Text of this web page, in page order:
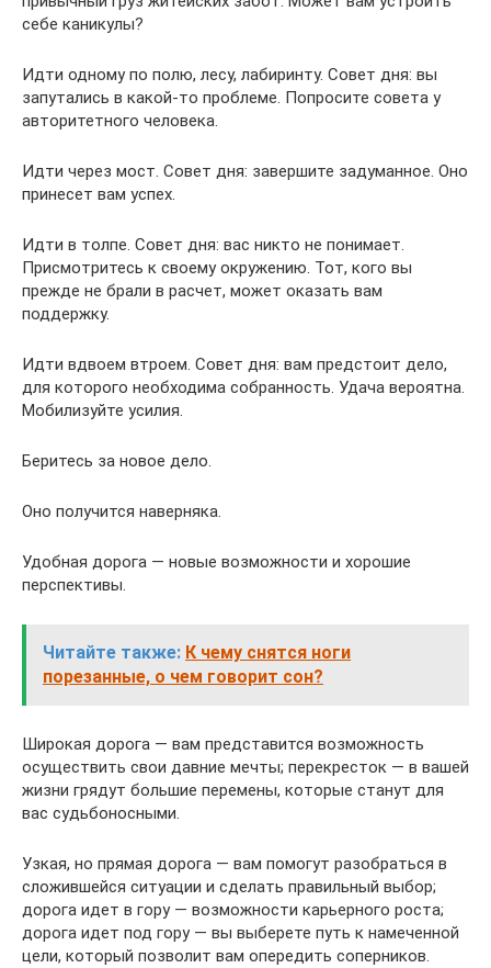
себе каникулы?
Идти одному по полю, лесу, лабиринту. Совет дня: вы
запутались в какой-то проблеме. Попросите совета у
авторитетного человека.
Идти через мост. Совет дня: завершите задуманное. Оно
принесет вам успех.
Идти в толпе. Совет дня: вас никто не понимает.
Присмотритесь к своему окружению. Тот, кого вы
прежде не брали в расчет, может оказать вам
поддержку.
Идти вдвоем втроем. Совет дня: вам предстоит дело,
для которого необходима собранность. Удача вероятна.
Мобилизуйте усилия.
Беритесь за новое дело.
Оно получится наверняка.
Удобная дорога — новые возможности и хорошие
перспективы.
Читайте также: К чему снятся ноги
порезанные, о чем говорит сон?
Широкая дорога — вам представится возможность
осуществить свои давние мечты; перекресток — в вашей
жизни грядут большие перемены, которые станут для
вас судьбоносными.
Узкая, но прямая дорога — вам помогут разобраться в
сложившейся ситуации и сделать правильный выбор;
дорога идет в гору — возможности карьерного роста;
дорога идет под гору — вы выберете путь к намеченной
цели, который позволит вам опередить соперников.